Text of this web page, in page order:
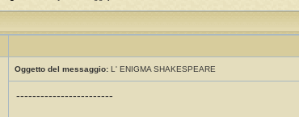
Oggetto del messaggio: L' ENIGMA SHAKESPEARE
------------------------